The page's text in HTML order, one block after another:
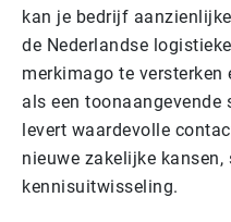
kan je bedrijf
de Nederlandse
merkimago te
als een toonaangevende
levert waardevolle
nieuwe zakelijke kansen,
kennisuitwisseling.